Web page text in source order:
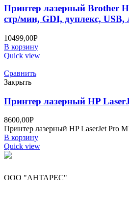
Принтер лазерный Brother
стр/мин, GDI, дуплекс, USB,
10499,00Р
В корзину
Quick view
Сравнить
Закрыть
Принтер лазерный HP
8600,00Р
Принтер лазерный HP LaserJet Pro
В корзину
Quick view
ООО "АНТАРЕС"